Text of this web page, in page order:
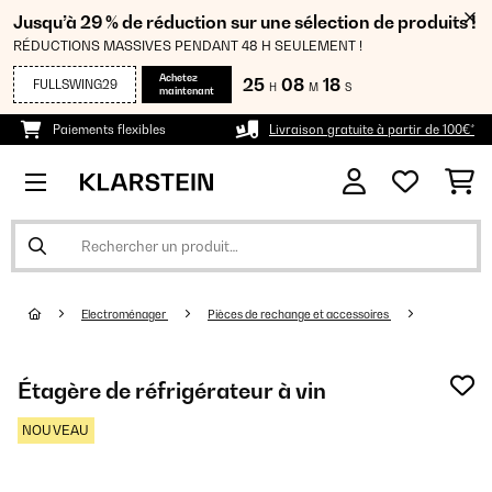
Jusqu’à 29 % de réduction sur une sélection de produits !
RÉDUCTIONS MASSIVES PENDANT 48 H SEULEMENT !
FULLSWING29
Achetez
maintenant
25 H 08 M 17 S
Paiements flexibles Livraison gratuite à partir de 100€*
Electroménager Pièces de rechange et accessoires
Étagère de réfrigérateur à vin
NOUVEAU